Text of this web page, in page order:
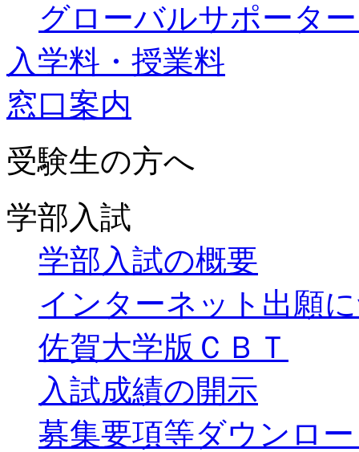
グローバルサポータ
入学料・授業料
窓口案内
受験生の方へ
学部入試
学部入試の概要
インターネット出願
佐賀大学版ＣＢＴ
入試成績の開示
募集要項等ダウンロ